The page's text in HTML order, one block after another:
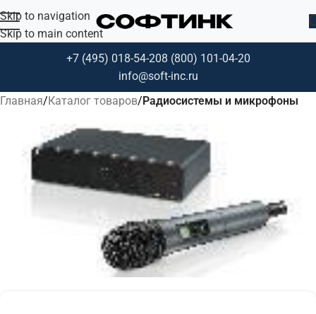
Skip to navigation
Skip to main content
+7 (495) 018-54-208 (800) 101-04-20
info@soft-inc.ru
Главная Каталог товаров Радиосистемы и микрофоны